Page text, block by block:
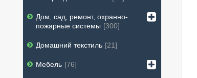
Дом, сад, ремонт, охранно-
пожарные системы
300
Домашний текстиль 21
Мебель 76